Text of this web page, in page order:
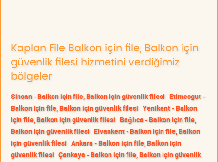
Kaplan File Balkon için file, Balkon için
güvenlik filesi hizmetini verdiğimiz
bölgeler
Sincan - Balkon için file, Balkon için güvenlik filesi Etimesgut -
Balkon için file, Balkon için güvenlik filesi Yenikent - Balkon
için file, Balkon için güvenlik filesi Bağlıca - Balkon için file,
Balkon için güvenlik filesi Elvankent - Balkon için file, Balkon
için güvenlik filesi Ankara - Balkon için file, Balkon için
güvenlik filesi Çankaya - Balkon için file, Balkon için güvenlik